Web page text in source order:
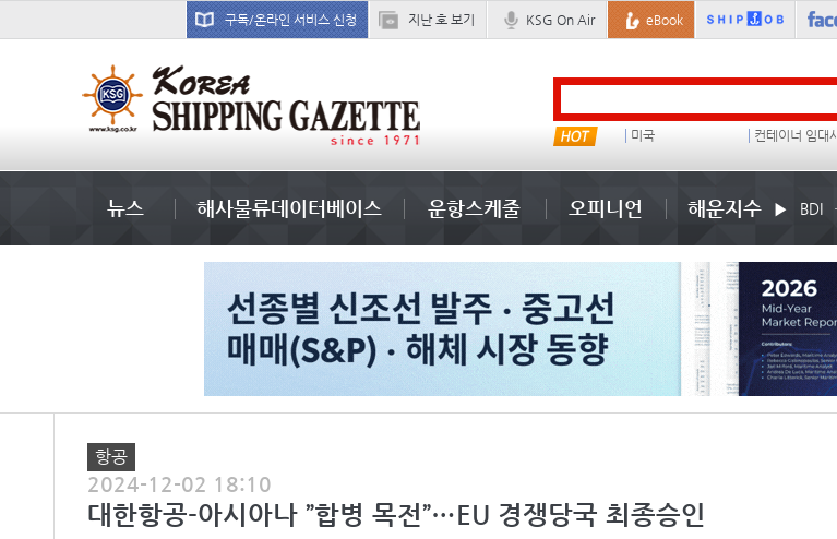
구독/온라인 서비스 신청 지난 호 보기 KSG On Air eBook
���ͤ 미국 컨테이너 임대사
뉴스 해사물류데이터베이스 운항스케줄 오피니언 해운지수 BDI
항공
2024-12-02 18:10
대한항공-아시아나 ”합병 목전”…EU 경쟁당국 최종승인